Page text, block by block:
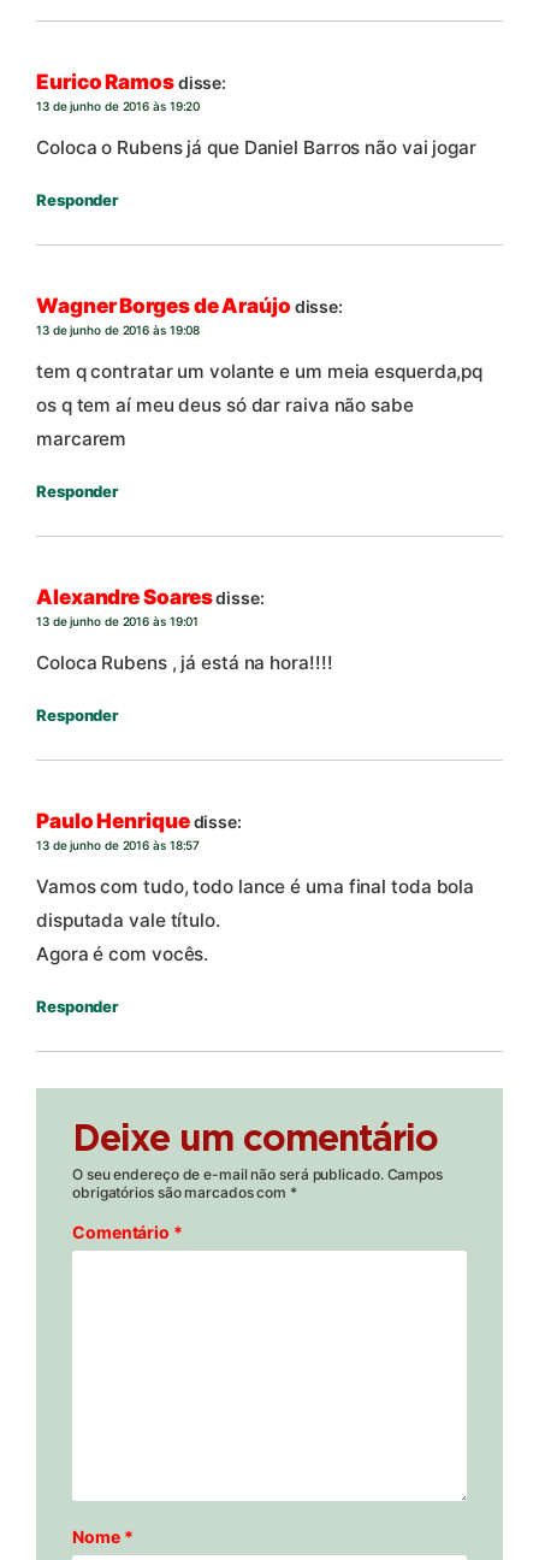
Eurico Ramosdisse:
13 de junho de 2016 às 19:20
Coloca o Rubens já que Daniel Barros não vai jogar
Responder
Wagner Borges de Araújo disse:
13 de junho de 2016 às 19:08
tem q contratar um volante e um meia esquerda,pq
os q tem aí meu deus só dar raiva não sabe
marcarem
Responder
Alexandre Soaresdisse:
13 de junho de 2016 às 19:01
Coloca Rubens , já está na hora!!!!
Responder
Paulo Henriquedisse:
13 de junho de 2016 às 18:57
Vamos com tudo, todo lance é uma final toda bola
disputada vale título.
Agora é com vocês.
Responder
Deixe um comentário
O seu endereço de e-mail não será publicado. Campos
obrigatórios são marcados com *
Comentário *
Nome *